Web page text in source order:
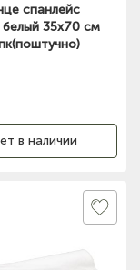
спанлейс
35х70 см
в наличии